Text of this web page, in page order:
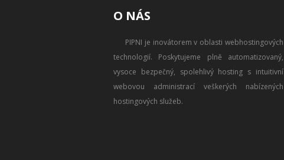
O NÁS
PIPNI je inovátorem v oblasti webhostingových
technologií. Poskytujeme plně automatizovaný,
vysoce bezpečný, spolehlivý hosting s intuitivní
webovou administrací veškerých nabízených
hostingových služeb.